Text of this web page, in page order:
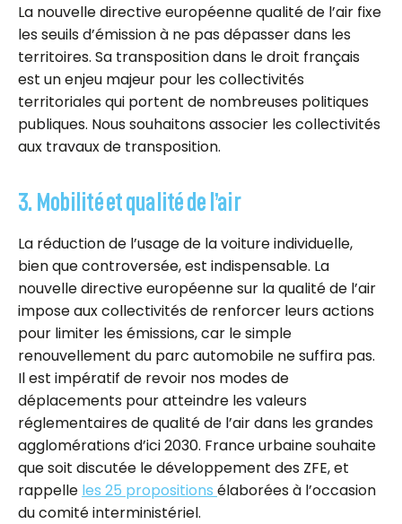
La nouvelle directive européenne qualité de l’air fixe
les seuils d’émission à ne pas dépasser dans les
territoires. Sa transposition dans le droit français
est un enjeu majeur pour les collectivités
territoriales qui portent de nombreuses politiques
publiques. Nous souhaitons associer les collectivités
aux travaux de transposition.
3. Mobilité et qualité de l’air
La réduction de l’usage de la voiture individuelle,
bien que controversée, est indispensable. La
nouvelle directive européenne sur la qualité de l’air
impose aux collectivités de renforcer leurs actions
pour limiter les émissions, car le simple
renouvellement du parc automobile ne suffira pas.
Il est impératif de revoir nos modes de
déplacements pour atteindre les valeurs
réglementaires de qualité de l’air dans les grandes
agglomérations d’ici 2030. France urbaine souhaite
que soit discutée le développement des ZFE, et
rappelle les 25 propositions élaborées à l’occasion
du comité interministériel.